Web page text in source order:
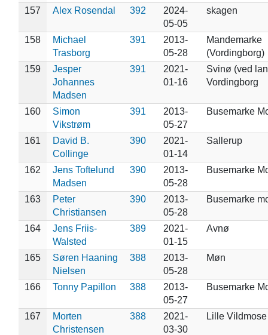
157 Alex Rosendal 392
2024-
05-05
skagen
158
Michael
Trasborg
391
2013-
05-28
Mandemarke
(Vordingborg)
159
Jesper
Johannes
Madsen
391
2021-
01-16
Svinø (ved
Vordingborg
160
Simon
Vikstrøm
391
2013-
05-27
Busemarke
161
David B.
Collinge
390
2021-
01-14
Sallerup
162
Jens Toftelund
Madsen
390
2013-
05-28
Busemarke
163
Peter
Christiansen
390
2013-
05-28
Busemarke
164
Jens Friis-
Walsted
389
2021-
01-15
Avnø
165
Søren Haaning
Nielsen
388
2013-
05-28
Møn
166 Tonny Papillon 388
2013-
05-27
Busemarke
167
Morten
Christensen
388
2021-
03-30
Lille Vildmose